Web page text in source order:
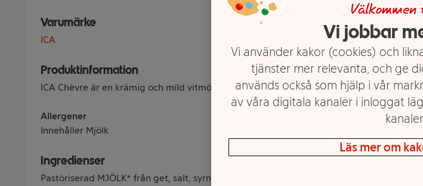
Varumärke
ICA
Produktinformation
ICA Chèvre är en krämig och mild vitmögelost, gjord på getost.
Allergener
Innehåller Mjölk
Ingredienser
Pastöriserad MJÖLK* från get, salt, syrningskultur, mjölkkoagulerande enzym
Välkommen
Vi jobbar
Vi använder kakor (cookies) och
tjänster mer relevanta, och ge
används också som hjälp i vår
av våra digitala kanaler i inloggat
Läs mer om